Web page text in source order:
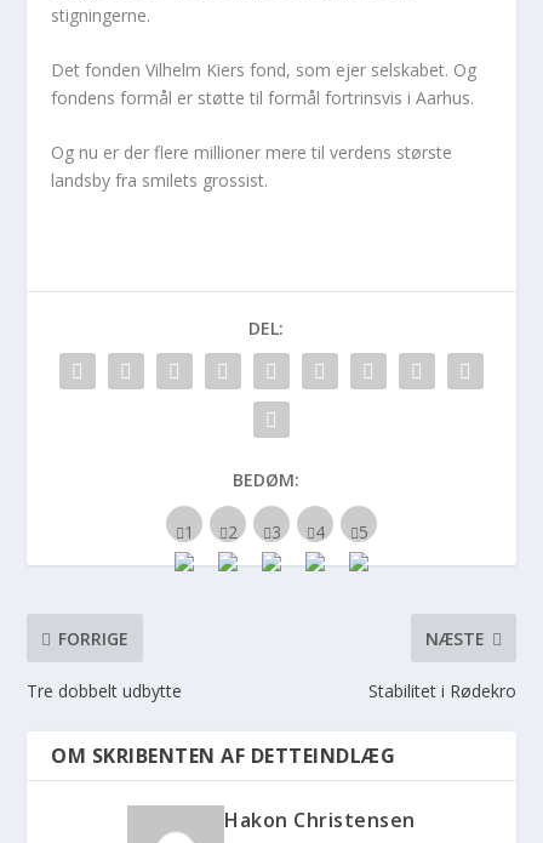
stigningerne.
Det fonden Vilhelm Kiers fond, som ejer selskabet. Og
fondens formål er støtte til formål fortrinsvis i Aarhus.
Og nu er der flere millioner mere til verdens største
landsby fra smilets grossist.
DEL:
BEDØM:
FORRIGE
Tre dobbelt udbytte
NÆSTE
Stabilitet i Rødekro
OM SKRIBENTEN AF DETTEINDLÆG
Hakon Christensen